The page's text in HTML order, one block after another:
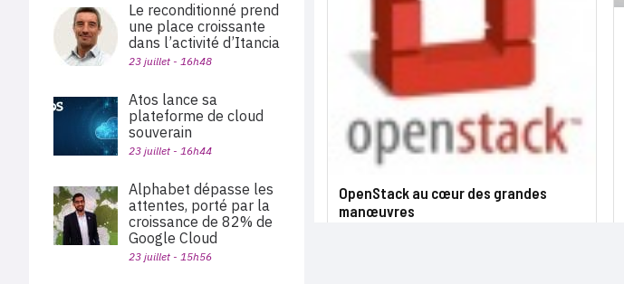
OpenStack au cœur des grandes
manœuvres
Le reconditionné prend
une place croissante
dans l’activité d’Itancia
23 juillet - 16h48
Atos lance sa
plateforme de cloud
souverain
23 juillet - 16h44
Alphabet dépasse les
attentes, porté par la
croissance de 82% de
Google Cloud
23 juillet - 15h56